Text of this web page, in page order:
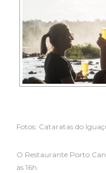
Fotos: Cataratas do
O Restaurante Porto
às 16h.